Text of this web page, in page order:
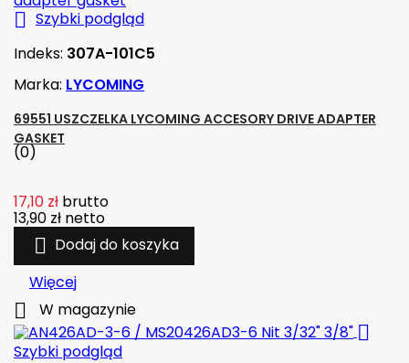
 Szybki podgląd
Indeks: 307A-101C5
Marka: LYCOMING
69551 USZCZELKA LYCOMING ACCESORY DRIVE ADAPTER
GASKET
(0)
17,10 zł brutto
13,90 zł netto
 Dodaj do koszyka
Więcej
 W magazynie

Szybki podgląd